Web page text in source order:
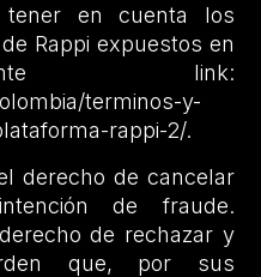
en cuenta los
Rappi expuestos en
link:
terminos-y-
rappi-2/.
derecho de cancelar
de fraude.
de rechazar y
que, por sus